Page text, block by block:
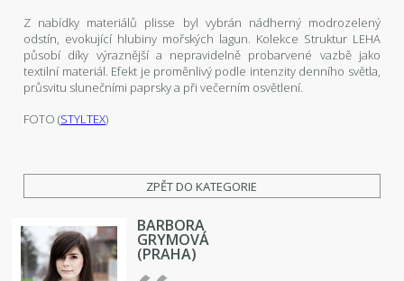
Z nabídky materiálů plisse byl vybrán nádherný modrozelený
odstín, evokující hlubiny mořských lagun. Kolekce Struktur LEHA
působí díky výraznější a nepravidelně probarvené vazbě jako
textilní materiál. Efekt je proměnlivý podle intenzity denního světla,
průsvitu slunečními paprsky a při večerním osvětlení.
FOTO (STYLTEX)
ZPĚT DO KATEGORIE
BARBORA
GRYMOVÁ
(PRAHA)